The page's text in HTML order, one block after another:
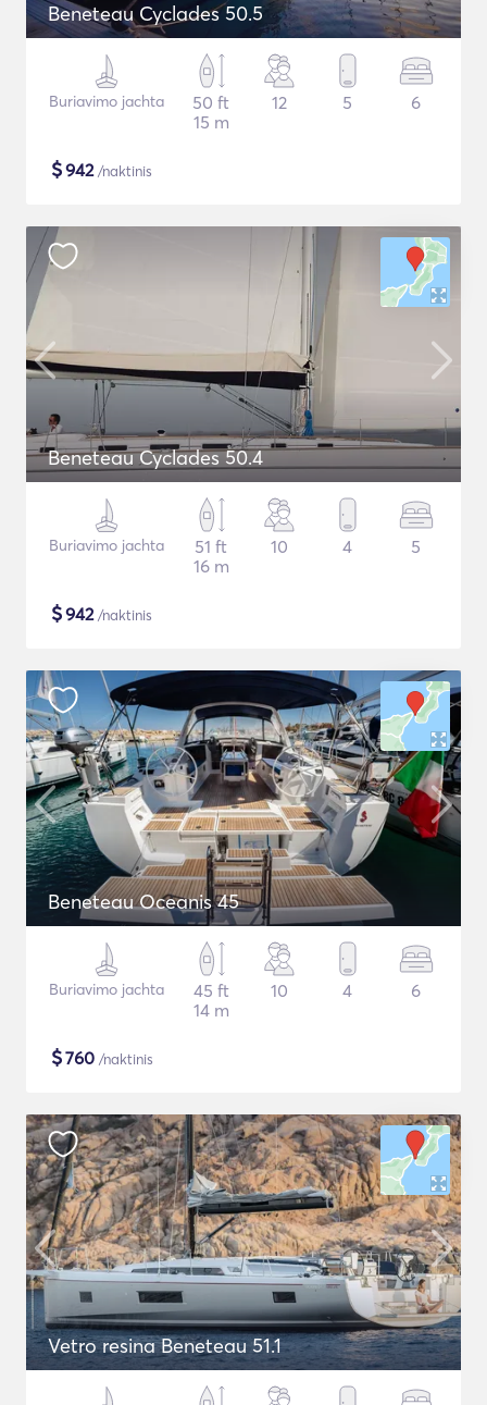
Beneteau Cyclades 50.5
Buriavimo jachta
50 ft
15 m
12 5 6
$942/naktinis
Beneteau Cyclades 50.4
Buriavimo jachta
51 ft
16 m
10 4 5
$942/naktinis
Beneteau Oceanis 45
Buriavimo jachta
45 ft
14 m
10 4 6
$760 /naktinis
Vetro resina Beneteau 51.1